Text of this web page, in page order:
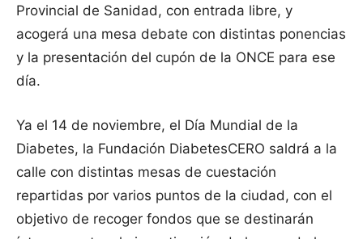
Provincial de Sanidad, con entrada libre, y
acogerá una mesa debate con distintas ponencias
y la presentación del cupón de la ONCE para ese
día.
Ya el 14 de noviembre, el Día Mundial de la
Diabetes, la Fundación DiabetesCERO saldrá a la
calle con distintas mesas de cuestación
repartidas por varios puntos de la ciudad, con el
objetivo de recoger fondos que se destinarán